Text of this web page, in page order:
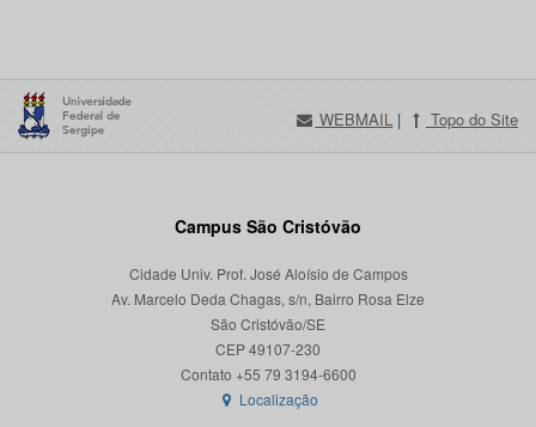
WEBMAIL | Topo do Site
Campus São Cristóvão
Cidade Univ. Prof. José Aloísio de Campos
Av. Marcelo Deda Chagas, s/n, Bairro Rosa Elze
São Cristóvão/SE
CEP 49107-230
Localização